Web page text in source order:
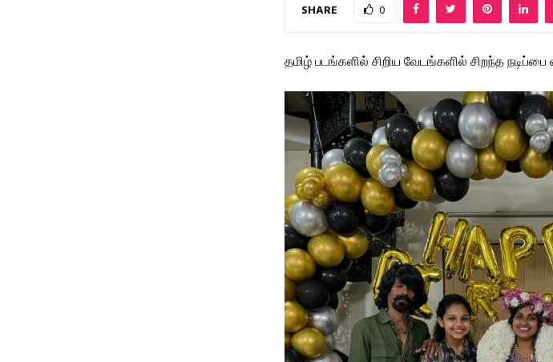
SHARE 0
தமிழ் படங்களில் சிறிய வேடங்களில் சிறந்த